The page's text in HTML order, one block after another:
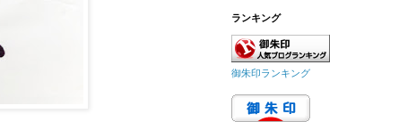
ランキング
御朱印ランキング